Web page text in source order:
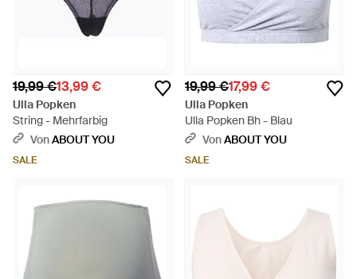
19,99 €13,99 €
Ulla Popken
String - Mehrfarbig
VonABOUT YOU
SALE
19,99 €17,99 €
Ulla Popken
Ulla Popken Bh - Blau
VonABOUT YOU
SALE